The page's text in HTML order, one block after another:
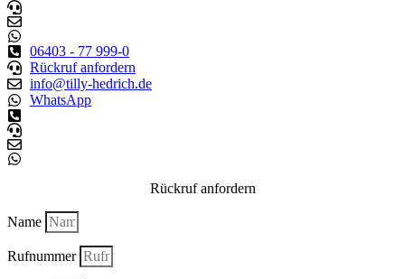
06403 - 77 999-0
Rückruf anfordern
info@tilly-hedrich.de
WhatsApp
Rückruf anfordern
Name
Rufnummer